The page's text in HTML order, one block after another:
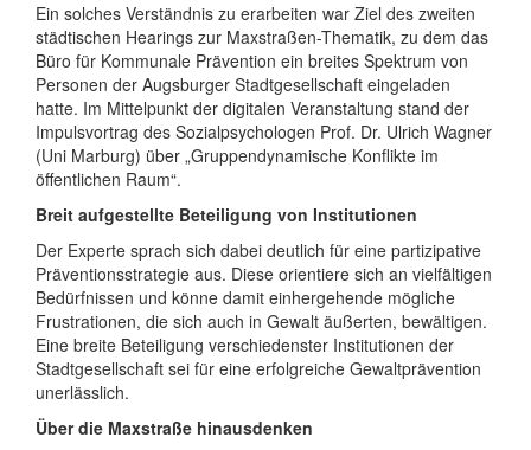
Ein solches Verständnis zu erarbeiten war Ziel des zweiten
städtischen Hearings zur Maxstraßen-Thematik, zu dem das
Büro für Kommunale Prävention ein breites Spektrum von
Personen der Augsburger Stadtgesellschaft eingeladen
hatte. Im Mittelpunkt der digitalen Veranstaltung stand der
Impulsvortrag des Sozialpsychologen Prof. Dr. Ulrich Wagner
(Uni Marburg) über „Gruppendynamische Konflikte im
öffentlichen Raum“.
Breit aufgestellte Beteiligung von Institutionen
Der Experte sprach sich dabei deutlich für eine partizipative
Präventionsstrategie aus. Diese orientiere sich an vielfältigen
Bedürfnissen und könne damit einhergehende mögliche
Frustrationen, die sich auch in Gewalt äußerten, bewältigen.
Eine breite Beteiligung verschiedenster Institutionen der
Stadtgesellschaft sei für eine erfolgreiche Gewaltprävention
unerlässlich.
Über die Maxstraße hinausdenken